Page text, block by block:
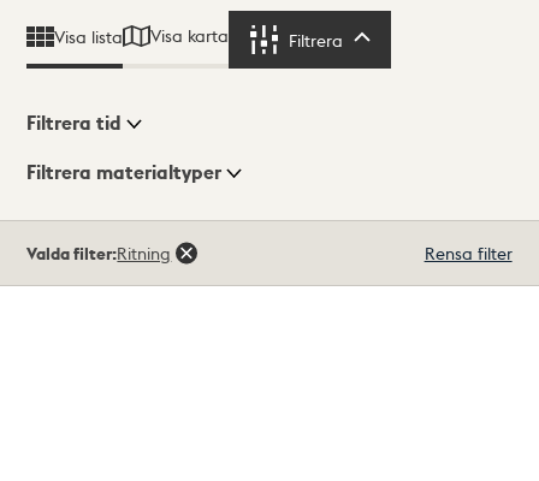
Visa lista Visa karta Filtrera
Visningsläge
Filtrera tid
Filtrera materialtyper
träffar
Valda filter:Ritning Rensa filter